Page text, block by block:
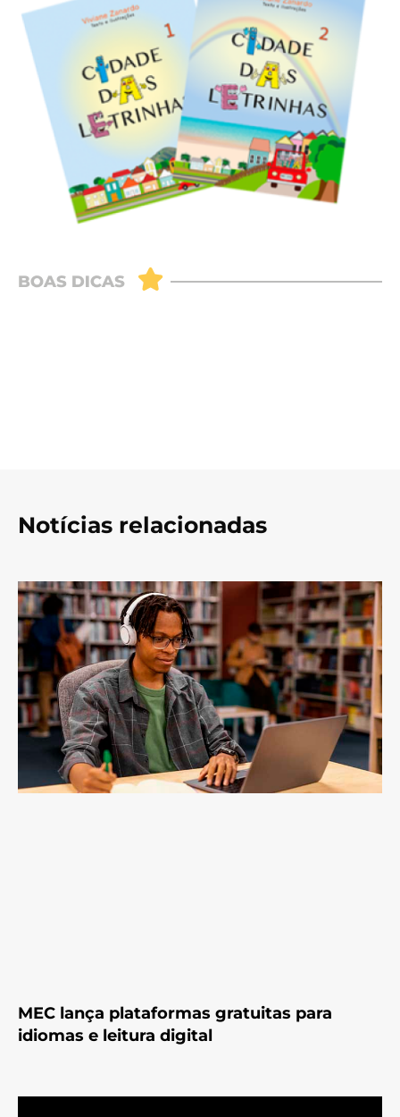
Notícias relacionadas
MEC lança plataformas gratuitas para
idiomas e leitura digital